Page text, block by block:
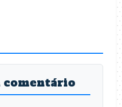
comentário